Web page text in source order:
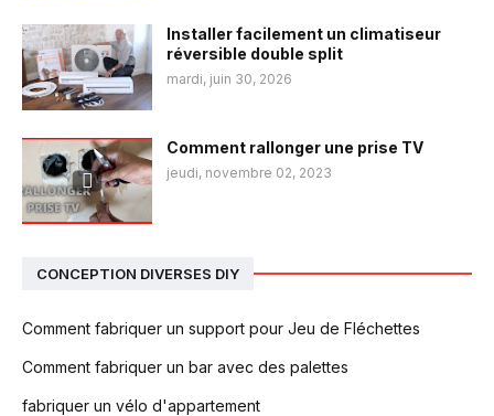
Installer facilement un climatiseur
réversible double split
mardi, juin 30, 2026
Comment rallonger une prise TV
jeudi, novembre 02, 2023
CONCEPTION DIVERSES DIY
Comment fabriquer un support pour Jeu de Fléchettes
Comment fabriquer un bar avec des palettes
fabriquer un vélo d'appartement